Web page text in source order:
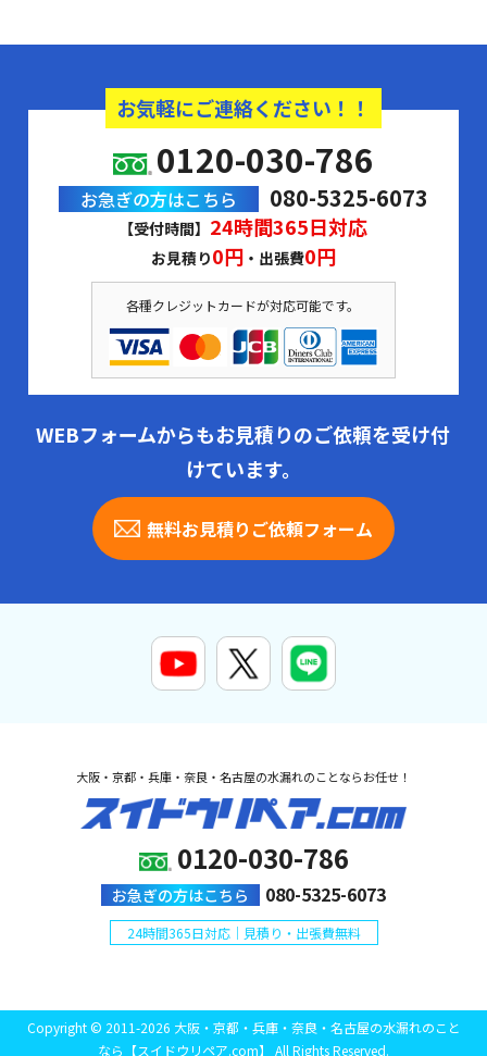
お気軽にご連絡ください！！
0120-030-786
お急ぎの方はこちら 080-5325-6073
【受付時間】 24時間365日対応
お見積り0円 ・出張費0円
各種クレジットカードが対応可能です。
WEBフォームからもお見積りのご依頼を受け付
けています。
無料お見積りご依頼フォーム
大阪・京都・兵庫・奈良・名古屋の水漏れのことならお任せ！
0120-030-786
お急ぎの方はこちら 080-5325-6073
24時間365日対応｜見積り・出張費無料
Copyright © 2011-2026 大阪・京都・兵庫・奈良・名古屋の水漏れのこと
なら【スイドウリペア.com】 All Rights Reserved.